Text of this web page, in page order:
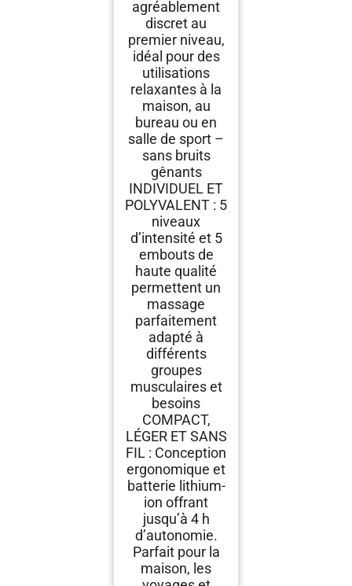
agréablement
discret au
premier niveau,
idéal pour des
utilisations
relaxantes à la
maison, au
bureau ou en
salle de sport –
sans bruits
gênants
INDIVIDUEL ET
POLYVALENT : 5
niveaux
d’intensité et 5
embouts de
haute qualité
permettent un
massage
parfaitement
adapté à
différents
groupes
musculaires et
besoins
COMPACT,
LÉGER ET SANS
FIL : Conception
ergonomique et
batterie lithium-
ion offrant
jusqu’à 4 h
d’autonomie.
Parfait pour la
maison, les